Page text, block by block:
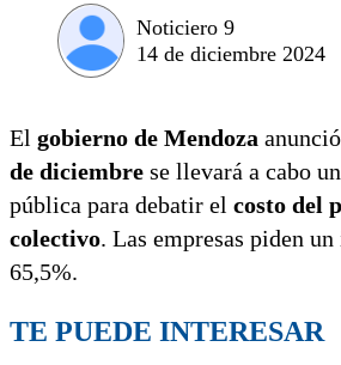
Noticiero 9
14 de diciembre 2024
El gobierno de Mendoza
de diciembre se llevará a cabo
pública para debatir el costo del
colectivo. Las empresas piden
65,5%.
TE PUEDE INTERESAR